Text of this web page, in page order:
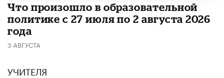
​Что произошло в образовательной
политике с 27 июля по 2 августа 2026
года
3 АВГУСТА
УЧИТЕЛЯ